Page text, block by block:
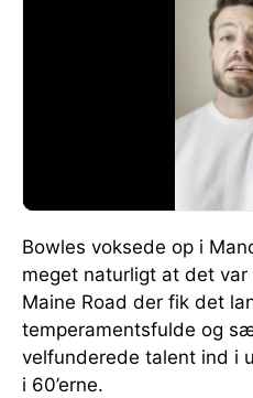
Bowles voksede op i
meget naturligt at det
Maine Road der fik det
temperamentsfulde og
velfunderede talent ind i
i 60’erne.